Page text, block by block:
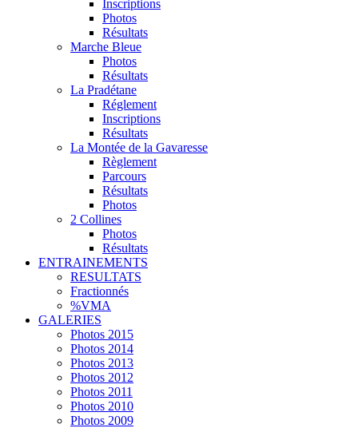
Inscriptions
Photos
Résultats
Marche Bleue
Photos
Résultats
La Pradétane
Réglement
Inscriptions
Résultats
La Montée de la Gavaresse
Règlement
Parcours
Résultats
Photos
2 Collines
Photos
Résultats
ENTRAINEMENTS
RESULTATS
Fractionnés
%VMA
GALERIES
Photos 2015
Photos 2014
Photos 2013
Photos 2012
Photos 2011
Photos 2010
Photos 2009